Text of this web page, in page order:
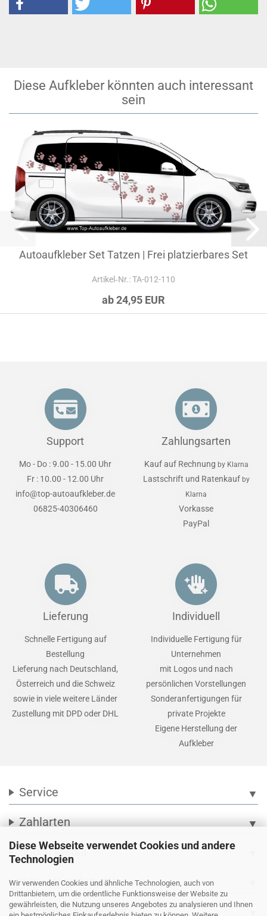
Diese Webseite verwendet Cookies und andere
Technologien
Wir verwenden Cookies und ähnliche Technologien, auch von
Drittanbietern, um die ordentliche Funktionsweise der Website zu
gewährleisten, die Nutzung unseres Angebotes zu analysieren und Ihnen
Diese Aufkleber könnten auch interessant
sein
Autoaufkleber Set Tatzen | Frei platzierbares Set
Artikel‑Nr.: TA-012-110
ab 24,95 EUR
Support
Mo - Do : 9.00 - 15.00 Uhr
Fr : 10.00 - 12.00 Uhr
info@top-autoaufkleber.de
06825-40306460
Zahlungsarten
Kauf auf Rechnung by Klarna
Lastschrift und Ratenkauf by
Klarna
Vorkasse
PayPal
Lieferung
Schnelle Fertigung auf
Bestellung
Lieferung nach Deutschland,
Österreich und die Schweiz
sowie in viele weitere Länder
Zustellung mit DPD oder DHL
Individuell
Individuelle Fertigung für
Unternehmen
mit Logos und nach
persönlichen Vorstellungen
Sonderanfertigungen für
private Projekte
Eigene Herstellung der
Aufkleber
Service ▼
Zahlarten ▼
Social Media
Wir versenden mit
Ihre persönliche Seite